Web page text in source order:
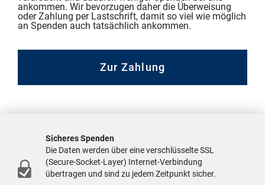
ankommen. Wir bevorzugen daher die Überweisung
oder Zahlung per Lastschrift, damit so viel wie möglich
an Spenden auch tatsächlich ankommen.
Zur Zahlung
Sicheres Spenden
Die Daten werden über eine verschlüsselte SSL
(Secure-Socket-Layer) Internet-Verbindung
übertragen und sind zu jedem Zeitpunkt sicher.